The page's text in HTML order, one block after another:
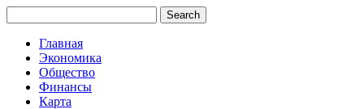
Главная
Экономика
Общество
Финансы
Карта